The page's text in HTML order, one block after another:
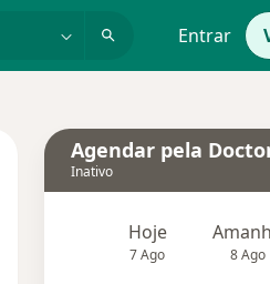
Entrar
Agendar pela
Inativo
Hoje
7 Ago 8 Ago